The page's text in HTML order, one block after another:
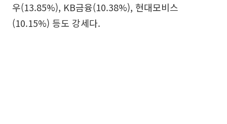
우(13.85%), KB금융(10.38%), 현대모비스
(10.15%) 등도 강세다.